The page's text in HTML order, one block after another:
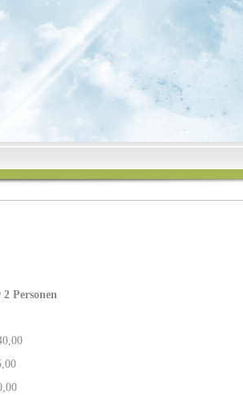
30. Juni 40,00
45,00
November 40,00